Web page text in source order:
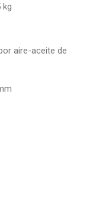
kg
aire-aceite de